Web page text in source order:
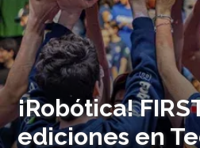
¡Robótica!
ediciones en